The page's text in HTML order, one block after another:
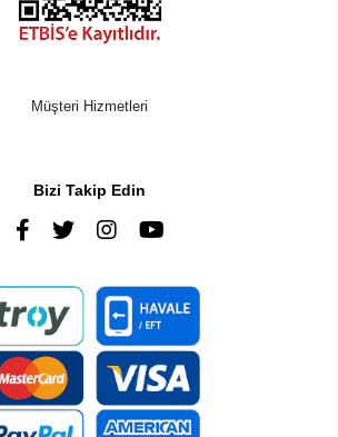
Müşteri Hizmetleri
Bizi Takip Edin